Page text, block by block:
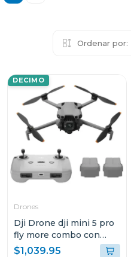
Ordenar por:
DECIMO
Drones
Dji Drone dji mini 5 pro
fly more combo con
control remoto rc-n3
$1,039.95